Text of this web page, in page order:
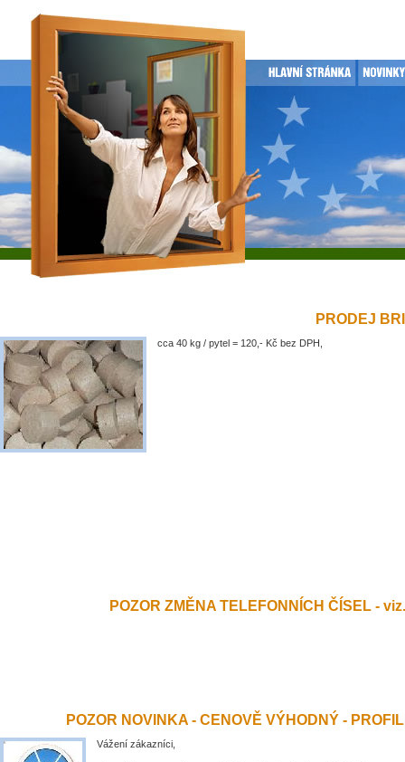
PRODEJ
cca 40 kg / pytel = 120,- Kč bez DPH,
POZOR ZMĚNA TELEFONNÍCH ČÍSEL -
POZOR NOVINKA - CENOVĚ VÝHODNÝ -
Vážení zákazníci,